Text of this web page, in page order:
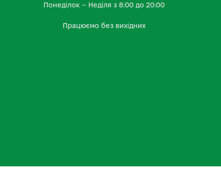
Понеділок – Неділя з 8:00 до 20:00
Працюємо без вихідних